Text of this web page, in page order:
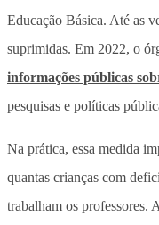
Educação Básica. Até as
suprimidas. Em 2022, o
informações públicas
pesquisas e políticas
Na prática, essa medida
quantas crianças com
trabalham os professores.